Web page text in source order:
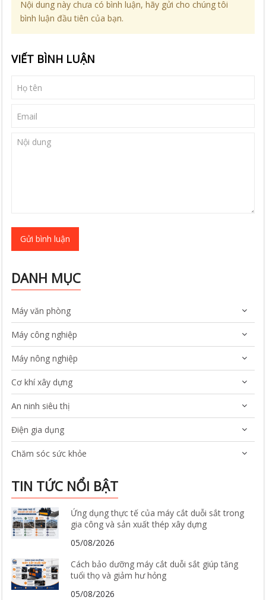
Nội dung này chưa có bình luận, hãy gửi cho chúng tôi
bình luận đầu tiên của bạn.
VIẾT BÌNH LUẬN
Gửi bình luận
DANH MỤC
Máy văn phòng
Máy công nghiệp
Máy nông nghiệp
Cơ khí xây dựng
An ninh siêu thị
Điện gia dụng
Chăm sóc sức khỏe
TIN TỨC NỔI BẬT
Ứng dụng thực tế của máy cắt duỗi sắt trong
gia công và sản xuất thép xây dựng
05/08/2026
Cách bảo dưỡng máy cắt duỗi sắt giúp tăng
tuổi thọ và giảm hư hỏng
05/08/2026